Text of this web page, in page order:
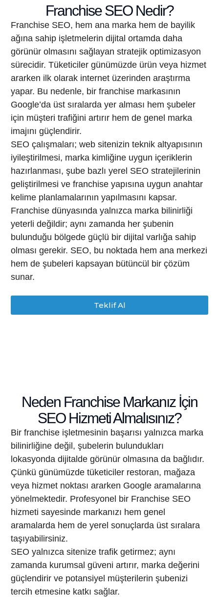
Teklif Al
Franchise SEO Nedir?
Franchise SEO, hem ana marka hem de bayilik
ağına sahip işletmelerin dijital ortamda daha
görünür olmasını sağlayan stratejik optimizasyon
sürecidir. Tüketiciler günümüzde ürün veya hizmet
ararken ilk olarak internet üzerinden araştırma
yapar. Bu nedenle, bir franchise markasının
Google’da üst sıralarda yer alması hem şubeler
için müşteri trafiğini artırır hem de genel marka
imajını güçlendirir.
SEO çalışmaları; web sitenizin teknik altyapısının
iyileştirilmesi, marka kimliğine uygun içeriklerin
hazırlanması, şube bazlı yerel SEO stratejilerinin
geliştirilmesi ve franchise yapısına uygun anahtar
kelime planlamalarının yapılmasını kapsar.
Franchise dünyasında yalnızca marka bilinirliği
yeterli değildir; aynı zamanda her şubenin
bulunduğu bölgede güçlü bir dijital varlığa sahip
olması gerekir. SEO, bu noktada hem ana merkezi
hem de şubeleri kapsayan bütüncül bir çözüm
sunar.
Neden Franchise Markanız İçin
SEO Hizmeti Almalısınız?
Bir franchise işletmesinin başarısı yalnızca marka
bilinirliğine değil, şubelerin bulundukları
lokasyonda dijitalde görünür olmasına da bağlıdır.
Çünkü günümüzde tüketiciler restoran, mağaza
veya hizmet noktası ararken Google aramalarına
yönelmektedir. Profesyonel bir Franchise SEO
hizmeti sayesinde markanızı hem genel
aramalarda hem de yerel sonuçlarda üst sıralara
taşıyabilirsiniz.
SEO yalnızca sitenize trafik getirmez; aynı
zamanda kurumsal güveni artırır, marka değerini
güçlendirir ve potansiyel müşterilerin şubenizi
tercih etmesine katkı sağlar.